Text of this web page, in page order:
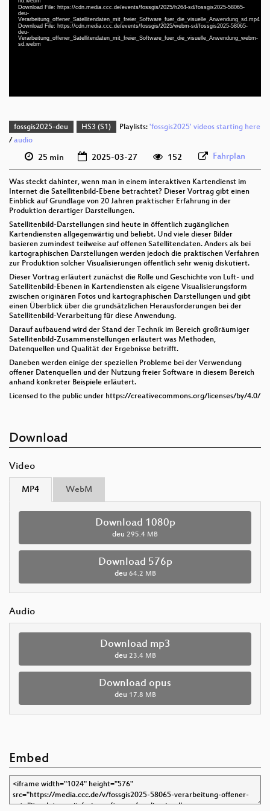
Download File: https://cdn.media.ccc.de/events/fossgis/2025/h264-sd/fossgis2025-58065-
deu-
Verarbeitung_offener_Satellitendaten_mit_freier_Software_fuer_die_visuelle_Anwendung_sd.mp4
Download File: https://cdn.media.ccc.de/events/fossgis/2025/webm-sd/fossgis2025-58065-
deu-
Verarbeitung_offener_Satellitendaten_mit_freier_Software_fuer_die_visuelle_Anwendung_webm-
sd.webm
deu 1080p (mp4)
deu 1080p (webm)
fossgis2025-deu HS3 (S1) Playlists: 'fossgis2025' videos starting here
/audio
25 min 2025-03-27 152 Fahrplan
Was steckt dahinter, wenn man in einem interaktiven Kartendienst im
Internet die Satellitenbild-Ebene betrachtet? Dieser Vortrag gibt einen
Einblick auf Grundlage von 20 Jahren praktischer Erfahrung in der
Produktion derartiger Darstellungen.
Satellitenbild-Darstellungen sind heute in öffentlich zugänglichen
Kartendiensten allgegenwärtig und beliebt. Und viele dieser Bilder
basieren zumindest teilweise auf offenen Satellitendaten. Anders als bei
kartographischen Darstellungen werden jedoch die praktischen Verfahren
zur Produktion solcher Visualisierungen öffentlich sehr wenig diskutiert.
Dieser Vortrag erläutert zunächst die Rolle und Geschichte von Luft- und
Satellitenbild-Ebenen in Kartendiensten als eigene Visualisierungsform
zwischen originären Fotos und kartographischen Darstellungen und gibt
einen Überblick über die grundsätzlichen Herausforderungen bei der
Satellitenbild-Verarbeitung für diese Anwendung.
Darauf aufbauend wird der Stand der Technik im Bereich großräumiger
Satellitenbild-Zusammenstellungen erläutert was Methoden,
Datenquellen und Qualität der Ergebnisse betrifft.
Daneben werden einige der speziellen Probleme bei der Verwendung
offener Datenquellen und der Nutzung freier Software in diesem Bereich
anhand konkreter Beispiele erläutert.
Licensed to the public under https://creativecommons.org/licenses/by/4.0/
Download
Video
MP4 WebM
Download 1080p
deu 295.4 MB
Download 576p
deu 64.2 MB
Audio
Download mp3
deu 23.4 MB
Download opus
deu 17.8 MB
Embed